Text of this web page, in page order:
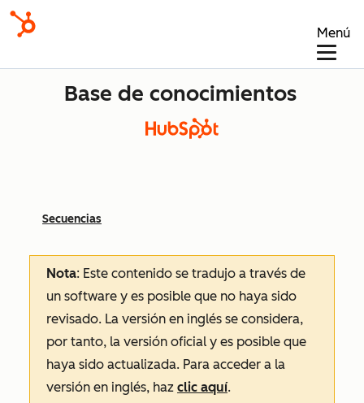
Menú
Base de conocimientos
Secuencias
Nota: Este contenido se tradujo a través de
un software y es posible que no haya sido
revisado. La versión en inglés se considera,
por tanto, la versión oficial y es posible que
haya sido actualizada. Para acceder a la
versión en inglés, haz clic aquí.